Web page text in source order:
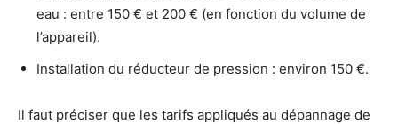
eau : entre 150 € et 200 € (en fonction du volume de
l’appareil).
Installation du réducteur de pression : environ 150 €.
Il faut préciser que les tarifs appliqués au dépannage de